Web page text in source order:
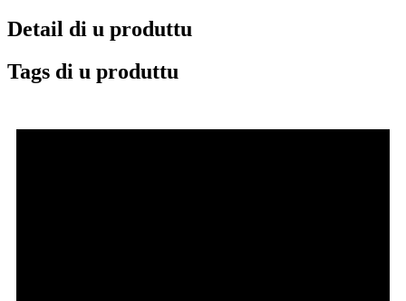
Detail di u produttu
Tags di u produttu